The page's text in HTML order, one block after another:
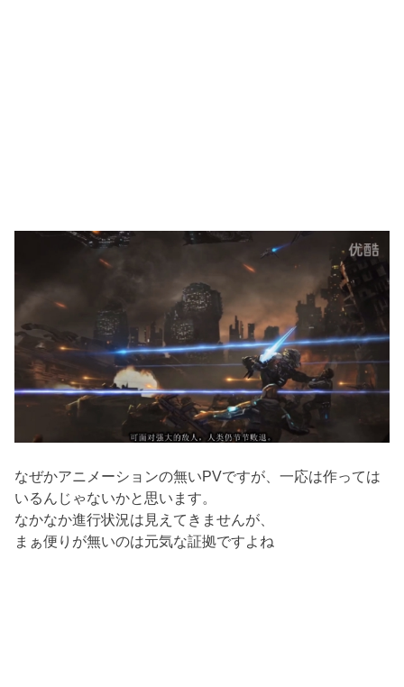
なぜかアニメーションの無いPVですが、一応は作っては
いるんじゃないかと思います。
なかなか進行状況は見えてきませんが、
まぁ便りが無いのは元気な証拠ですよね